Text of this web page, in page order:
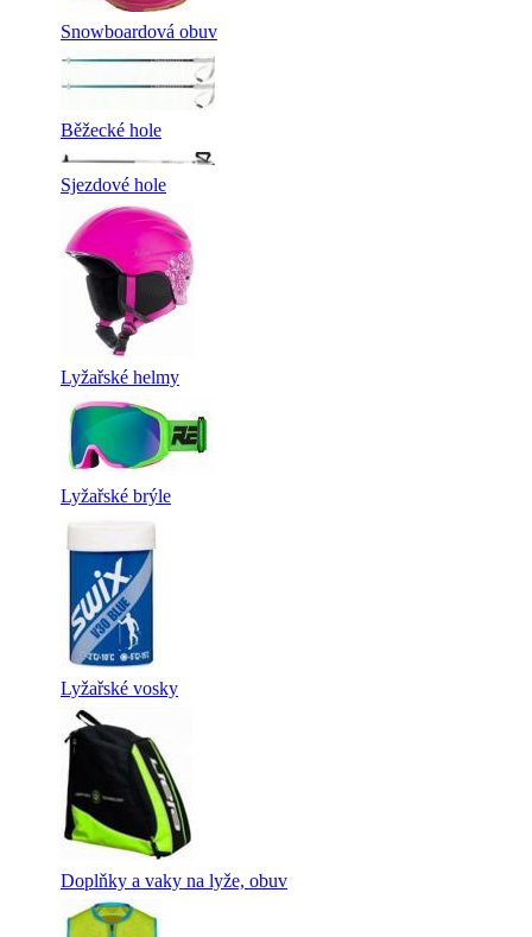
Snowboardová obuv
Běžecké hole
Sjezdové hole
Lyžařské helmy
Lyžařské brýle
Lyžařské vosky
Doplňky a vaky na lyže, obuv